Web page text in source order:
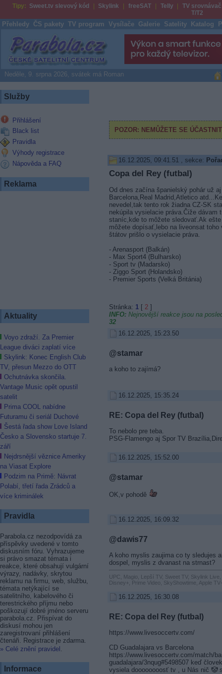
Tipy: Sweet.tv slevový kód Skylink freeSAT Telly
TV srovnávač
T/T2
Přehledy ČS pakety TV program Vysílače Galerie Satelity Katalog
Parabola.cz
Neděle, 9. srpna 2026, svátek má Roman
Služby
Přihlášení
Black list
Pravidla
Výhody registrace
Nápověda a FAQ
Reklama
Aktuality
Voyo zdraží. Za Premier
League diváci zaplatí více
Skylink: Konec English Club
TV, přesun Mezzo do OTT
Ochutnávka skončila.
Vantage Music opět opustil
satelit
Prima COOL nabídne
Futuramu či seriál Duchové
Šestá řada show Love Island
Česko a Slovensko startuje 7.
září
Nejdrsnější věznice Ameriky
na Viasat Explore
Podzim na Primě: Návrat
Polabí, třetí řada Zrádců a
více kriminálek
Pravidla
Parabola.cz nezodpovídá za
příspěvky uvedené v tomto
diskusním fóru. Vyhrazujeme
si právo smazat témata i
reakce, které obsahují vulgární
výrazy, nadávky, skrytou
reklamu na firmu, web, službu,
témata netýkající se
satelitního, kabelového či
terestrického příjmu nebo
poškozují dobré jméno serveru
parabola.cz. Přispívat do
diskusí mohou jen
zaregistrovaní přihlášení
čtenáři. Registrace je zdarma.
» Celé znění pravidel .
Informace
16.12.2025, 09:41.51 , sekce:
Copa del Rey (futbal)
Od dnes začína španielský pohár už
Barcelona,Real Madrid,Atletico
nevedel,tak tento rok žiadna CZ-SK
nekúpila vysielacie práva.Čiže dávam
staníc,kde to môžete sledovať.Ak
môžete dopísať,lebo na liveonsat toho
štátov prišlo o vysielacie práva.
- Arenasport (Balkán)
- Max Sport4 (Bulharsko)
- Sport tv (Madarsko)
- Ziggo Sport (Holandsko)
- Premier Sports (Velká Británia)
Stránka: 1 [ 2]
INFO:Nejnovější reakce jsou na
32
16.12.2025, 15:23.50
@stamar
a koho to zajímá?
16.12.2025, 15:35.24
RE: Copa del Rey (futbal)
To nebolo pre teba.
PSG-Flamengo aj Spor TV
16.12.2025, 15:52.00
@stamar
OK,v pohodě
16.12.2025, 16:09.32
@dawis77
A koho myslis zaujima co ty sledujes
dospel, myslis z dvanast na strnast?
UPC, Magio, Lepší TV, Sweet TV, Skylink
Disney+, Prime Video, SkyShowtime, Apple
16.12.2025, 16:30.08
RE: Copa del Rey (futbal)
https://www.livesoccertv.com/
CD Guadalajara vs Barcelona
https://www.livesoccertv.com/match/
guadalajara/3nqug#5498507 keď
vysiela doooooooosť tv , u Nás nič 🤡